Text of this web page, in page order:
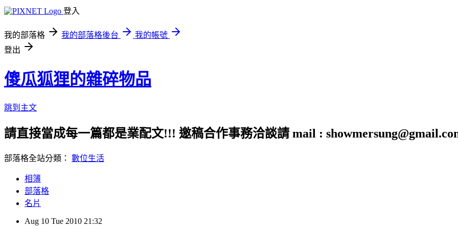
登入
我的部落格 我的部落格後台
我的帳號
登出
傻瓜狐狸的雜碎物品
跳到主文
請直接當成每一篇都是業配文!!! 邀稿合作事務洽談請 mail :
部落格全站分類： 數位生活
相簿
部落格
名片
Aug 10 Tue 2010 21:32